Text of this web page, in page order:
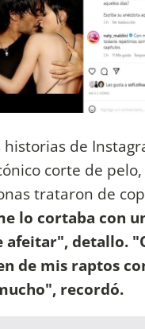
historias de
corte de
trataron de
lo cortaba con
afeitar", detallo.
de mis raptos
recordó.